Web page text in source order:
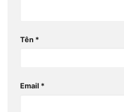
Tên *
Email *